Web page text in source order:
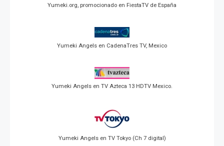
Yumeki.org, promocionado en FiestaTV de España
Yumeki Angels en CadenaTres TV, Mexico
Yumeki Angels en TV Azteca 13 HDTV Mexico.
Yumeki Angels en TV Tokyo (Ch 7 digital)